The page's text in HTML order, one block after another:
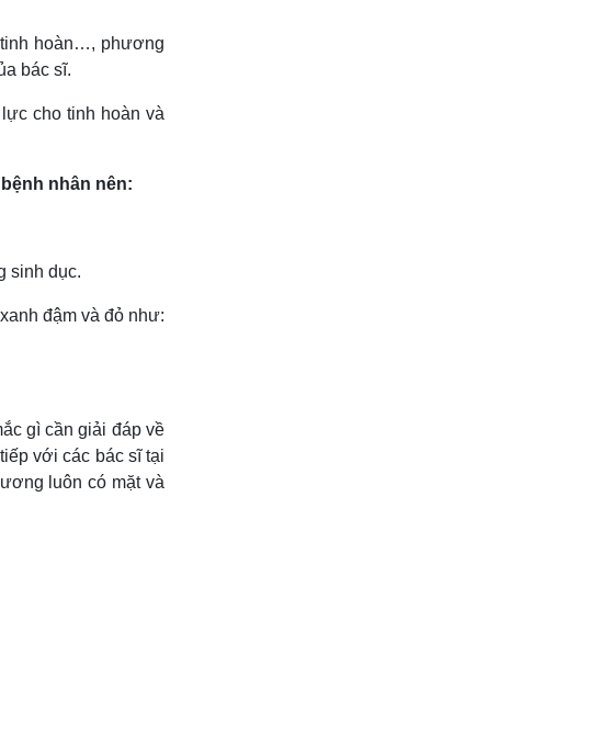
tinh hoàn…, phương
bác sĩ.
cho tinh hoàn và
nhân nên:
sinh dục.
đậm và đỏ như:
gì cần giải đáp về
với các bác sĩ tại
luôn có mặt và